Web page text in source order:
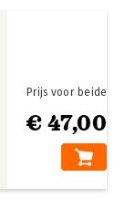
€ 47,00
Prijs voor beide